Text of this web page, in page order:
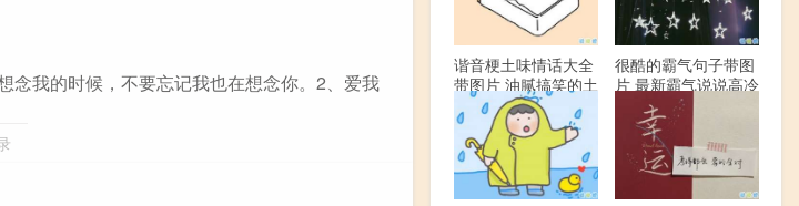
念我的时候，不要忘记我也在想念你。2、爱我
谐音梗土味情话大全
带图片 油腻搞笑的土
味情话
很酷的霸气句子带图
片 最新霸气说说高冷